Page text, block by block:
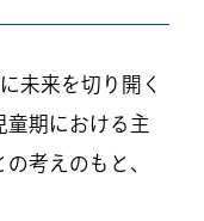
未来を切り開く
童期における主
考えのもと、